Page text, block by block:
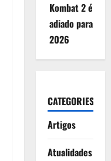
Kombat 2 é
adiado para
2026
CATEGORIES
Artigos
Atualidades